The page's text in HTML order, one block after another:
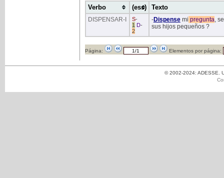
Verbo (ess) Texto
DISPENSAR-I S-
1
D-
2
-Dispensemi pregunta,
sus hijos pequeños ?
Página: Elementos por página:
© 2002-2024: ADESSE.